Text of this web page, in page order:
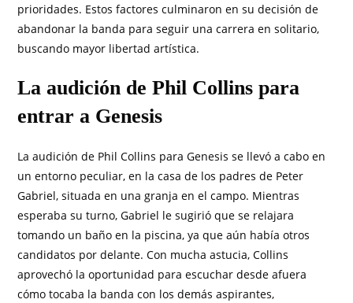
prioridades. Estos factores culminaron en su decisión de
abandonar la banda para seguir una carrera en solitario,
buscando mayor libertad artística.
La audición de Phil Collins para
entrar a Genesis
La audición de Phil Collins para Genesis se llevó a cabo en
un entorno peculiar, en la casa de los padres de Peter
Gabriel, situada en una granja en el campo. Mientras
esperaba su turno, Gabriel le sugirió que se relajara
tomando un baño en la piscina, ya que aún había otros
candidatos por delante. Con mucha astucia, Collins
aprovechó la oportunidad para escuchar desde afuera
cómo tocaba la banda con los demás aspirantes,